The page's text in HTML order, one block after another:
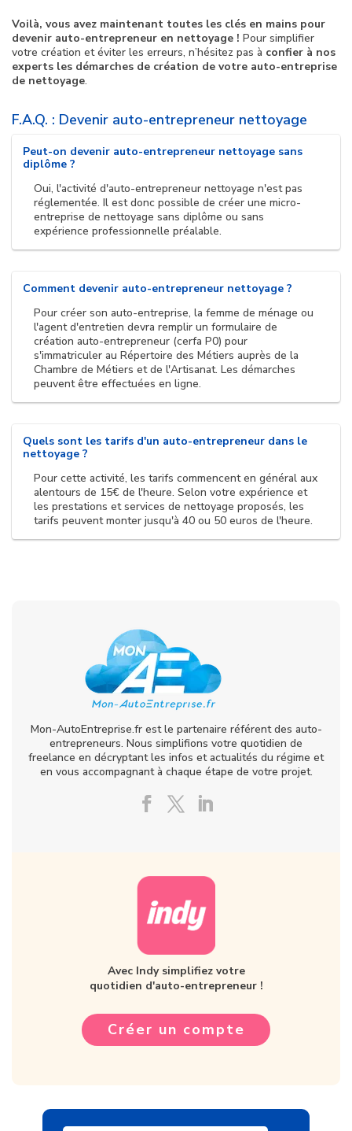
Voilà, vous avez maintenant toutes les clés en mains pour
devenir auto-entrepreneur en nettoyage ! Pour simplifier
votre création et éviter les erreurs, n’hésitez pas à confier à nos
experts les démarches de création de votre auto-entreprise
de nettoyage.
F.A.Q. : Devenir auto-entrepreneur nettoyage
Peut-on devenir auto-entrepreneur nettoyage sans
diplôme ?
Oui, l'activité d'auto-entrepreneur nettoyage n'est pas
réglementée. Il est donc possible de créer une micro-
entreprise de nettoyage sans diplôme ou sans
expérience professionnelle préalable.
Comment devenir auto-entrepreneur nettoyage ?
Pour créer son auto-entreprise, la femme de ménage ou
l'agent d'entretien devra remplir un formulaire de
création auto-entrepreneur (cerfa P0) pour
s'immatriculer au Répertoire des Métiers auprès de la
Chambre de Métiers et de l'Artisanat. Les démarches
peuvent être effectuées en ligne.
Quels sont les tarifs d'un auto-entrepreneur dans le
nettoyage ?
Pour cette activité, les tarifs commencent en général aux
alentours de 15€ de l'heure. Selon votre expérience et
les prestations et services de nettoyage proposés, les
tarifs peuvent monter jusqu'à 40 ou 50 euros de l'heure.
Mon-AutoEntreprise.fr est le partenaire référent des auto-
entrepreneurs. Nous simplifions votre quotidien de
freelance en décryptant les infos et actualités du régime et
en vous accompagnant à chaque étape de votre projet.
Avec Indy simplifiez votre
quotidien d'auto-entrepreneur !
Créer un compte